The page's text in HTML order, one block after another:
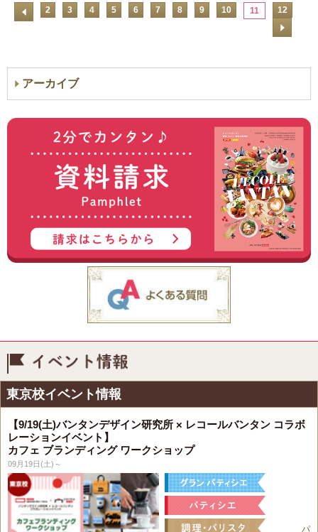
2 3 4 5 6 7 8 9 10 11 12
アーカイブ
東京校イベント情報
【9/19(土)バンタンデザイン研究所 × レコールバンタン コラボ
レーションイベント】
カフェ ブランディング ワークショップ
09月19日(土)～
パ